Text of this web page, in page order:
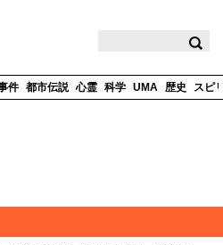
件 都市伝説 心霊 科学 UMA 歴史 スピ